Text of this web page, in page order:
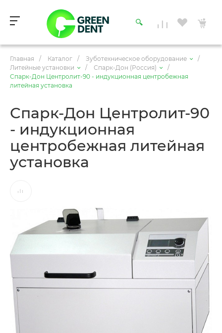
Главная / Каталог / Зуботехническое оборудование
/
Литейные установки
/ Спарк-Дон (Россия)
/
Спарк-Дон Центролит-90 - индукционная центробежная
литейная установка
Спарк-Дон Центролит-90
- индукционная
центробежная литейная
установка